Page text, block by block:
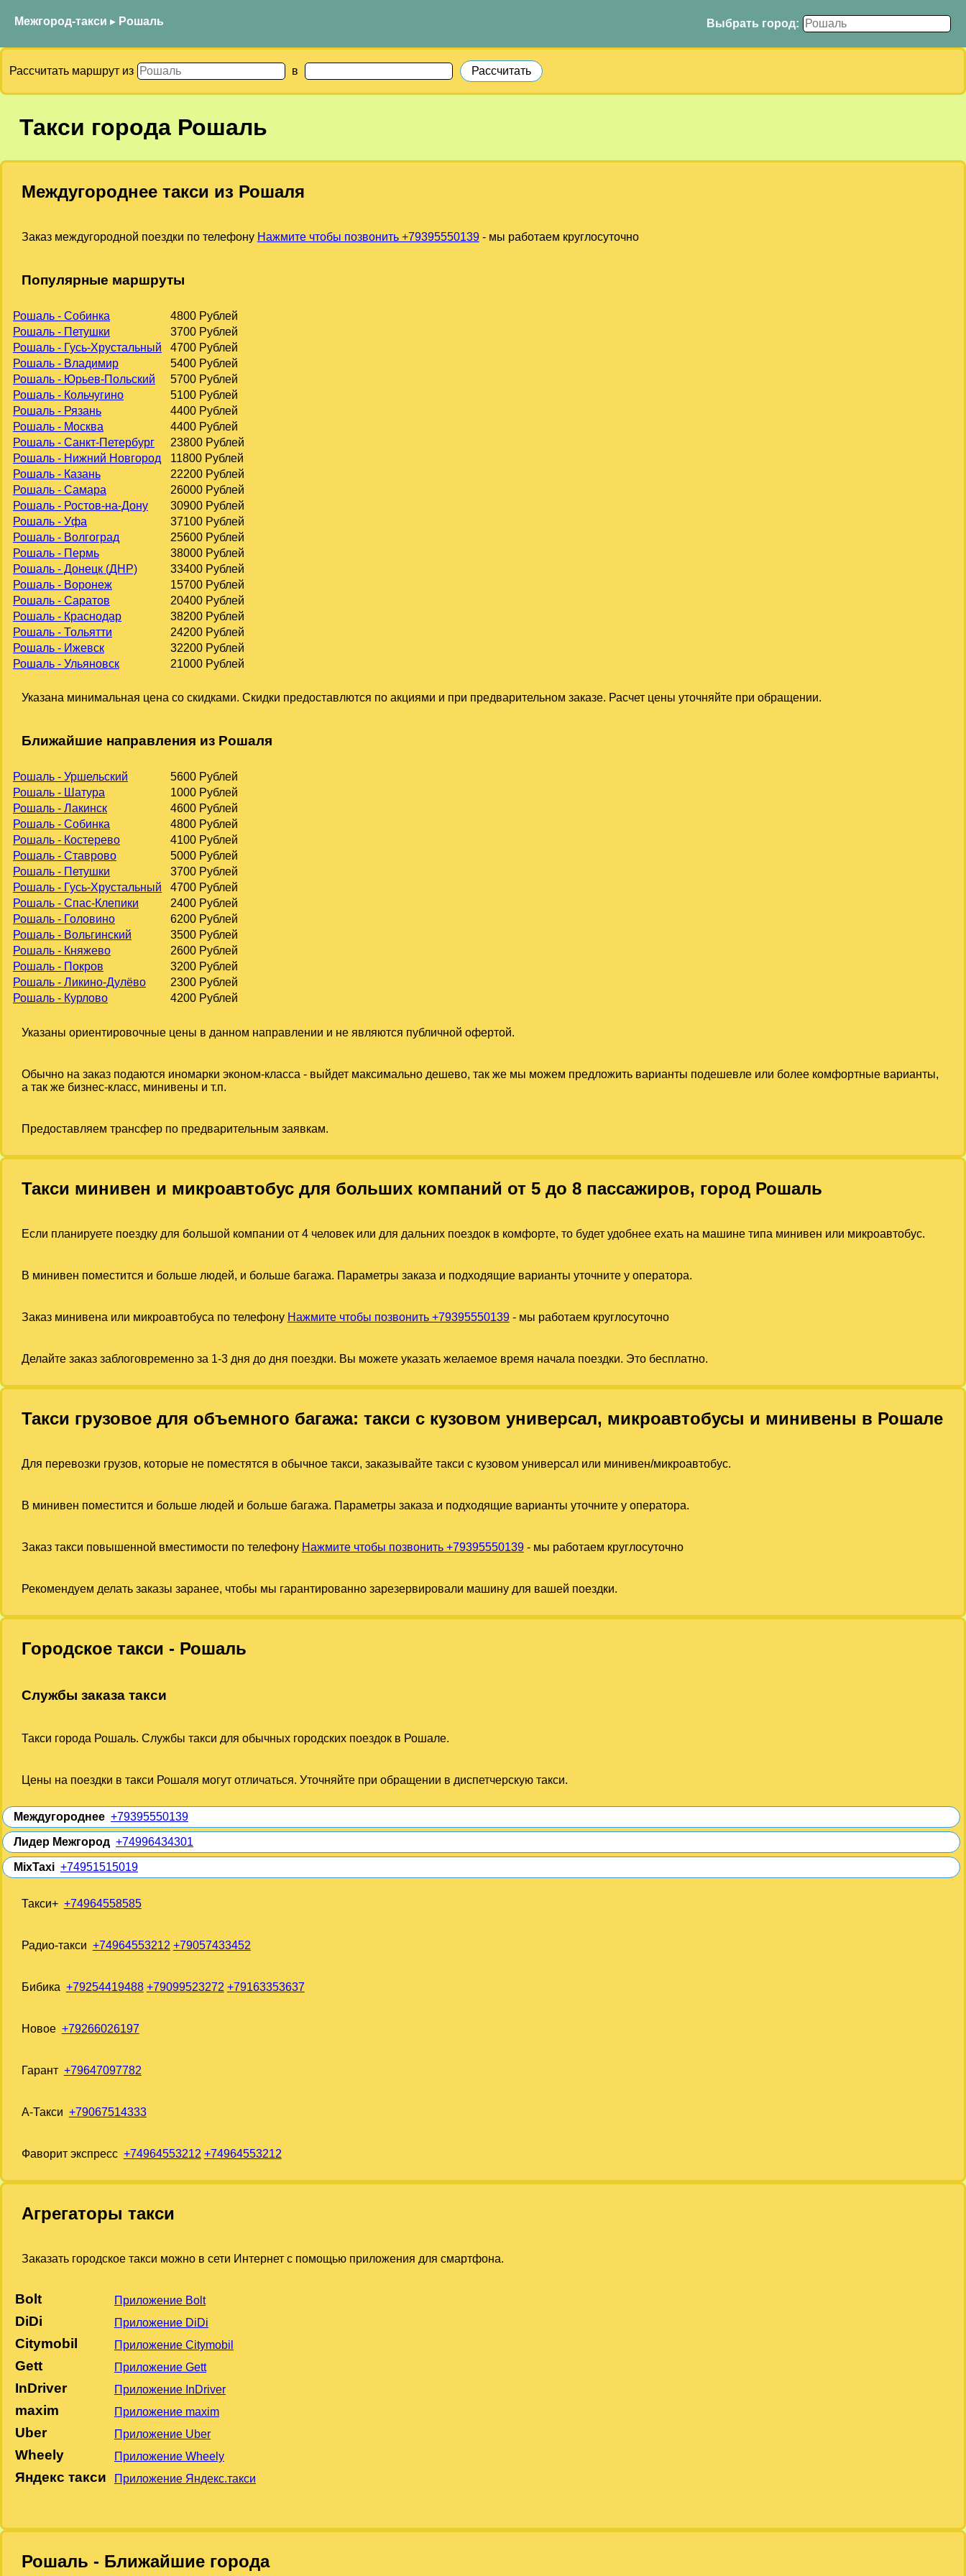
Межгород-такси ▸ Рошаль Выбрать город:
Рассчитать маршрут из в
Такси города Рошаль
Междугороднее такси из Рошаля
Заказ междугородной поездки по телефону Нажмите чтобы позвонить +79395550139- мы работаем круглосуточно
Популярные маршруты
Рошаль - Собинка
4800 Рублей
Рошаль - Петушки
3700 Рублей
Рошаль - Гусь-Хрустальный
4700 Рублей
Рошаль - Владимир
5400 Рублей
Рошаль - Юрьев-Польский
5700 Рублей
Рошаль - Кольчугино
5100 Рублей
Рошаль - Рязань
4400 Рублей
Рошаль - Москва
4400 Рублей
Рошаль - Санкт-Петербург
23800 Рублей
Рошаль - Нижний Новгород
11800 Рублей
Рошаль - Казань
22200 Рублей
Рошаль - Самара
26000 Рублей
Рошаль - Ростов-на-Дону
30900 Рублей
Рошаль - Уфа
37100 Рублей
Рошаль - Волгоград
25600 Рублей
Рошаль - Пермь
38000 Рублей
Рошаль - Донецк (ДНР)
33400 Рублей
Рошаль - Воронеж
15700 Рублей
Рошаль - Саратов
20400 Рублей
Рошаль - Краснодар
38200 Рублей
Рошаль - Тольятти
24200 Рублей
Рошаль - Ижевск
32200 Рублей
Рошаль - Ульяновск
21000 Рублей
Указана минимальная цена со скидками. Скидки предоставлются по акциями и при предварительном заказе. Расчет цены уточняйте при обращении.
Ближайшие направления из Рошаля
Рошаль - Уршельский
5600 Рублей
Рошаль - Шатура
1000 Рублей
Рошаль - Лакинск
4600 Рублей
Рошаль - Собинка
4800 Рублей
Рошаль - Костерево
4100 Рублей
Рошаль - Ставрово
5000 Рублей
Рошаль - Петушки
3700 Рублей
Рошаль - Гусь-Хрустальный
4700 Рублей
Рошаль - Спас-Клепики
2400 Рублей
Рошаль - Головино
6200 Рублей
Рошаль - Вольгинский
3500 Рублей
Рошаль - Княжево
2600 Рублей
Рошаль - Покров
3200 Рублей
Рошаль - Ликино-Дулёво
2300 Рублей
Рошаль - Курлово
4200 Рублей
Указаны ориентировочные цены в данном направлении и не являются публичной офертой.
Обычно на заказ подаются иномарки эконом-класса - выйдет максимально дешево, так же мы можем предложить варианты подешевле или более комфортные варианты,
а так же бизнес-класс, минивены и т.п.
Предоставляем трансфер по предварительным заявкам.
Такси минивен и микроавтобус для больших компаний от 5 до 8 пассажиров, город Рошаль
Если планируете поездку для большой компании от 4 человек или для дальних поездок в комфорте, то будет удобнее ехать на машине типа минивен или микроавтобус.
В минивен поместится и больше людей, и больше багажа. Параметры заказа и подходящие варианты уточните у оператора.
Заказ минивена или микроавтобуса по телефону Нажмите чтобы позвонить +79395550139- мы работаем круглосуточно
Делайте заказ заблоговременно за 1-3 дня до дня поездки. Вы можете указать желаемое время начала поездки. Это бесплатно.
Такси грузовое для объемного багажа: такси с кузовом универсал, микроавтобусы и минивены в Рошале
Для перевозки грузов, которые не поместятся в обычное такси, заказывайте такси с кузовом универсал или минивен/микроавтобус.
В минивен поместится и больше людей и больше багажа. Параметры заказа и подходящие варианты уточните у оператора.
Заказ такси повышенной вместимости по телефону Нажмите чтобы позвонить +79395550139- мы работаем круглосуточно
Рекомендуем делать заказы заранее, чтобы мы гарантированно зарезервировали машину для вашей поездки.
Городское такси - Рошаль
Службы заказа такси
Такси города Рошаль. Службы такси для обычных городских поездок в Рошале.
Цены на поездки в такси Рошаля могут отличаться. Уточняйте при обращении в диспетчерскую такси.
Междугороднее +79395550139
Лидер Межгород +74996434301
MixTaxi +74951515019
Такси+ +74964558585
Радио-такси +74964553212 +79057433452
Бибика +79254419488 +79099523272 +79163353637
Новое +79266026197
Гарант +79647097782
А-Такси +79067514333
Фаворит экспресс +74964553212 +74964553212
Агрегаторы такси
Заказать городское такси можно в сети Интернет с помощью приложения для смартфона.
Bolt Приложение Bolt
DiDi Приложение DiDi
Citymobil Приложение Citymobil
Gett Приложение Gett
InDriver Приложение InDriver
maxim Приложение maxim
Uber Приложение Uber
Wheely Приложение Wheely
Яндекс такси Приложение Яндекс.такси
Рошаль - Ближайшие города